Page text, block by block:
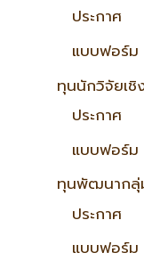
ประกาศ
แบบฟอร์ม
ทุนนักวิจัยเชิ
ประกาศ
แบบฟอร์ม
ทุนพัฒนากลุ่
ประกาศ
แบบฟอร์ม